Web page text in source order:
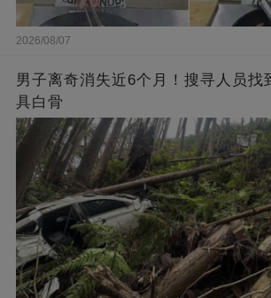
2026/08/07
男子离奇消失近6个月！搜寻人员找
具白骨